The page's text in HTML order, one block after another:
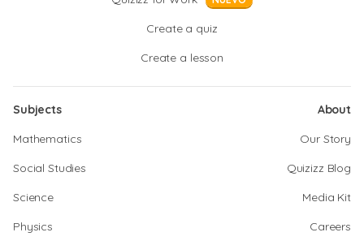
Create a quiz
Create a lesson
Subjects
Mathematics
Social Studies
Science
Physics
About
Our Story
Quizizz Blog
Media Kit
Careers